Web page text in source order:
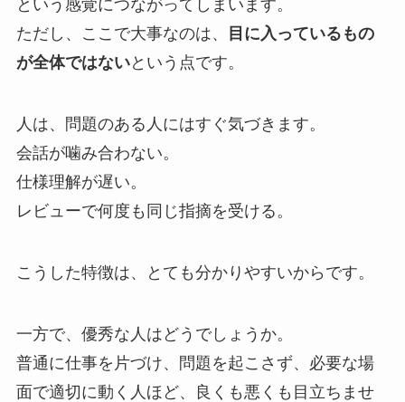
という感覚につながってしまいます。
ただし、ここで大事なのは、
目に入っているもの
が全体ではないという点です。
人は、問題のある人にはすぐ気づきます。
会話が噛み合わない。
仕様理解が遅い。
レビューで何度も同じ指摘を受ける。
こうした特徴は、とても分かりやすいからです。
一方で、優秀な人はどうでしょうか。
普通に仕事を片づけ、問題を起こさず、必要な場
面で適切に動く人ほど、良くも悪くも目立ちませ